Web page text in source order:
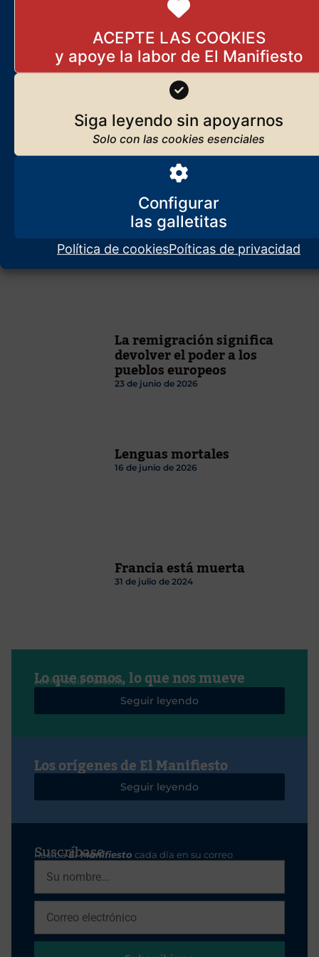
ACEPTE LAS COOKIES
Siga leyendo sin apoyarnos
Configurar
Política de cookiesPoíticas de privacidad
IA identitaria
Ser blanco es peligroso
22 de junio de 2026
La izquierda y los dineros
regionales
9 de septiembre de 2024
La remigración significa
devolver el poder a los
pueblos europeos
23 de junio de 2026
Lenguas mortales
16 de junio de 2026
Francia está muerta
31 de julio de 2024
Lo que somos, lo que nos mueve
Javier Ruiz Portella
Seguir leyendo
Los orígenes de El Manifiesto
Seguir leyendo
Suscríbase
RecibaEl Manifiesto cada día en su correo